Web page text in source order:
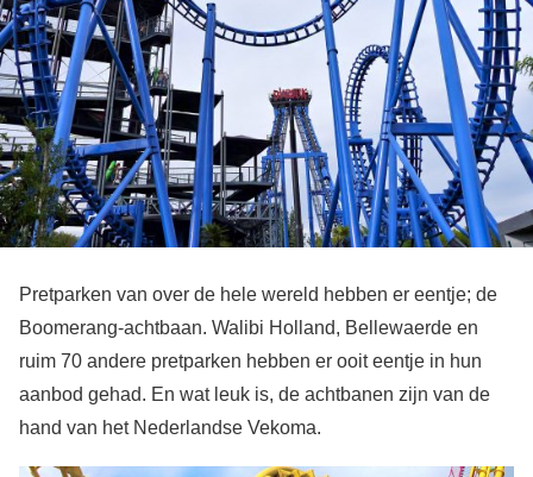
Pretparken van over de hele wereld hebben er eentje; de
Boomerang-achtbaan. Walibi Holland, Bellewaerde en
ruim 70 andere pretparken hebben er ooit eentje in hun
aanbod gehad. En wat leuk is, de achtbanen zijn van de
hand van het Nederlandse Vekoma.